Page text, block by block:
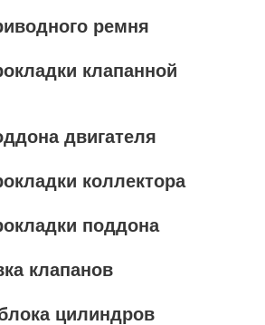
ремня
клапанной
двигателя
коллектора
поддона
клапанов
цилиндров